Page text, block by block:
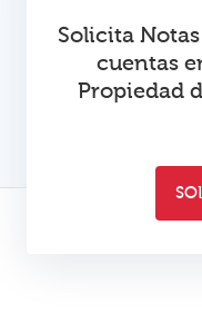
Solicita
cuentas
Propiedad